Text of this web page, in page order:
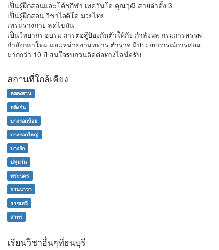
เป็นผู้ฝึกสอนและโค้ชกีฬา เทควันโด คุณวุฒิ สายดำดั้ง 3
เป็นผู้ฝึกสอน วิชาไอคิโด มวยไทย
เทรนร่างกาย ลดไขมัน
เป็นวิทยากร อบรม การต่อสู้ป้องกันตัวให้กับ กำลังพล กรมการสรรพ
กำลังกลาโหม และหน่วยงานทหาร ตำรวจ มีประสบการณ์การสอน
มากกว่า 10 ปี สนใจรบกวนติดต่อทางไลน์​ครับ
สถานที่ใกล้เคียง
คลองสาน
ตลิ่งชัน
บางกอกน้อย
บางกอกใหญ่
บางรัก
ปทุมวัน
พระนคร
ยานนาวา
ราชเทวี
สาทร
เรียนวิชาอื่นๆที่ธนบุรี